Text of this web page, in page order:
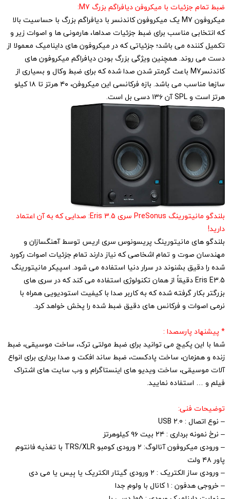
ضبط تمام جزئیات با میکروفن دیافراگم بزرگ M7:
میکروفون M7 یک میکروفون کاندنسر با دیافراگم بزرگ با حساسیت بالا
که انتخابی مناسب برای ضبط جزئیات صداها، هارمونی ها و اصوات زیر و
تکمیل کننده می باشد؛ جزئیاتی که در میکروفون های داینامیک معمولا از
دست می روند. همچنین ویژگی بزرگ بودن دیافراگم میکروفون های
کاندنسرM7 باعث گرمتر شدن صدا شده که برای ضبط وکال و بسیاری از
سازها مناسب می باشد. بازه فرکانسی این میکروفن، ۴۰ هرتز تا ۱۸ کیلو
هرتز است و SPL آن ۱۳۶ دسی بل است.
بلندگو مانیتورینگ PreSonus سری Eris 3.5: صدایی که به آن اعتماد
دارید!
بلندگو های مانیتورینگ پریسونوس سری اریس توسط آهنگسازان و
مهندسان صوت و تمام اشخاصی که نیاز دارند تمام جزئیات اصوات رکورد
شده را دقیق بشنوند در سرار دنیا استفاده می شود. اسپیکر مانیتورینگ
Eris E3.5 دقیقاً از همان تکنولوژی استفاده می کند که در سری های
بزرگتر بکار گرفته شده که به کاربر صدا با کیفیت استودیویی همراه با
نرمی اصوات و فرکانس های دقیق ضبط شده را پخش خواهد کرد.
* پیشنهاد پارسصدا :
شما با این پکیج می توانید برای ضبط مولتی ترک، ساخت موسیقی، ضبط
زنده و همزمان، ساخت پادکست، ضبط ساند افکت و صدا برداری برای انواع
آلات موسیقی، ساخت ویدیو های اینستاگرام و وب سایت های اشتراک
فیلم و … استفاده نمایید.
توضیحات فنی:
– نوع اتصال : USB 2.0
– نرخ نمونه برداری : ۲۴ بیت ۹۶ کیلوهرتز
– ورودی میکروفون آنالوگ: ۲ ورودی کومبو TRS/XLR با تغذیه فانتوم
پاور ۴۸ ولت
– ورودی ساز الکتریک : ۲ ورودی گیتار الکتریک یا بِیس یا می دی
– خروجی هدفون : ۱ کانال با ولوم جدا